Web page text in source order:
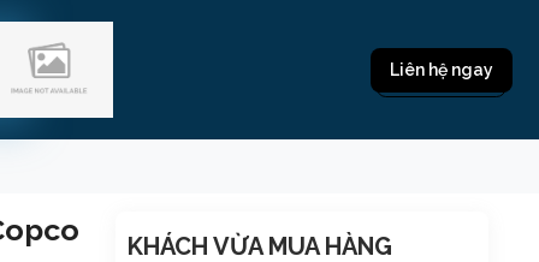
Liên hệ ngay
KHÁCH VỪA MUA HÀNG